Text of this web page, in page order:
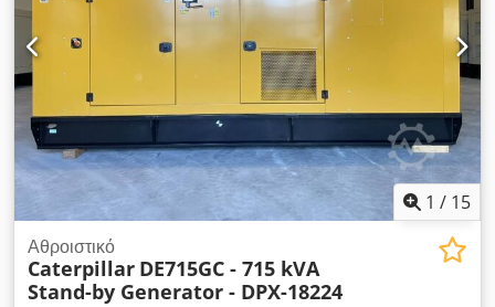
1 / 15
Αθροιστικό
Caterpillar DE715GC - 715 kVA
Stand-by Generator - DPX-18224